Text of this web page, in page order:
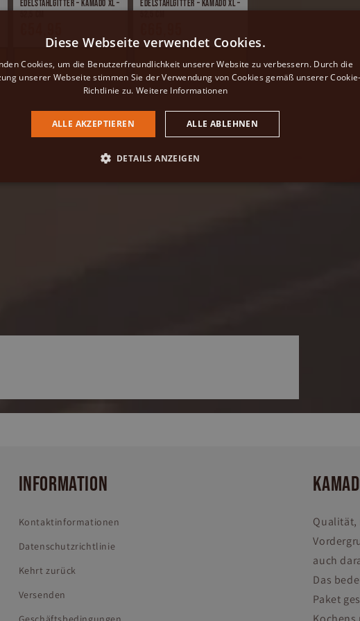
Edelstahlgitter – Kamado XL –
Preis
Ausverkauft
Edelstahlgitter – Kamado XL –
Preis
Ausverkauft
INFORMATION
Kontaktinformationen
Datenschutzrichtlinie
Kehrt zurück
Versenden
Qualität,
auch
Das
Paket
Diese Webseite verwendet Cookies.
Cookies, um die Benutzerfreundlichkeit unserer Website zu verbessern. Durch die
unserer Webseite stimmen Sie der Verwendung von Cookies gemäß unserer Cookie-
Richtlinie zu. Weitere Informationen
ALLE AKZEPTIEREN ALLE ABLEHNEN
DETAILS ANZEIGEN